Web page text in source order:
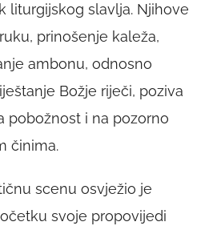
liturgijskog slavlja. Njihove
prinošenje kaleža,
ambonu, odnosno
Božje riječi, poziva
pobožnost i na pozorno
činima.
scenu osvježio je
svoje propovijedi